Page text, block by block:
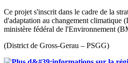
Ce projet s'inscrit dans le cadre de la
d'adaptation au changement climatique
ministère fédéral de l'Environnement
(District de Gross-Gerau – PSGG)